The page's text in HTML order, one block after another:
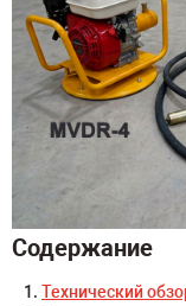
Содержание
Технический